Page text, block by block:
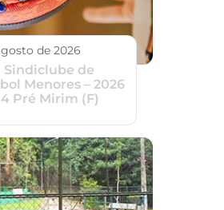
de 2026
Sindiclube de
Menores – 2026
Pré Mirim (F)